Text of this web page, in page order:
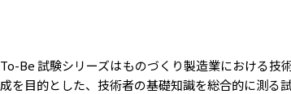
To-Be 試験シリーズはものづくり製造業における技
成を目的とした、技術者の基礎知識を総合的に測る